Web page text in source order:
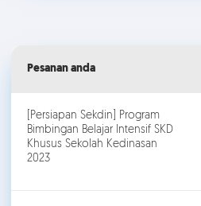
Pesanan anda
[Persiapan Sekdin] Program
Bimbingan Belajar Intensif SKD
Khusus Sekolah Kedinasan
2023